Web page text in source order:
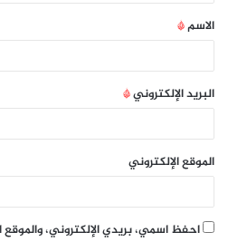
الاسم*
البريد الإلكتروني*
الموقع الإلكتروني
احفظ اسمي، بريدي الإلكتروني،